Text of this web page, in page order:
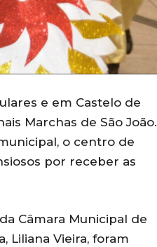
e em Castelo de
Marchas de São João.
o centro de
por receber as
Câmara Municipal de
Liliana Vieira, foram